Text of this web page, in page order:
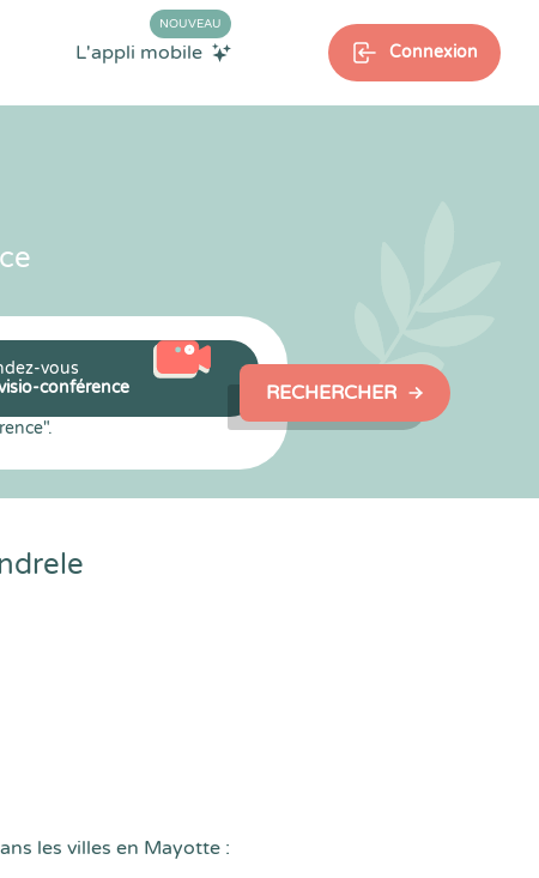
L'appli mobile
NOUVEAU
Connexion
vous
conférence
RECHERCHER
les villes en Mayotte :